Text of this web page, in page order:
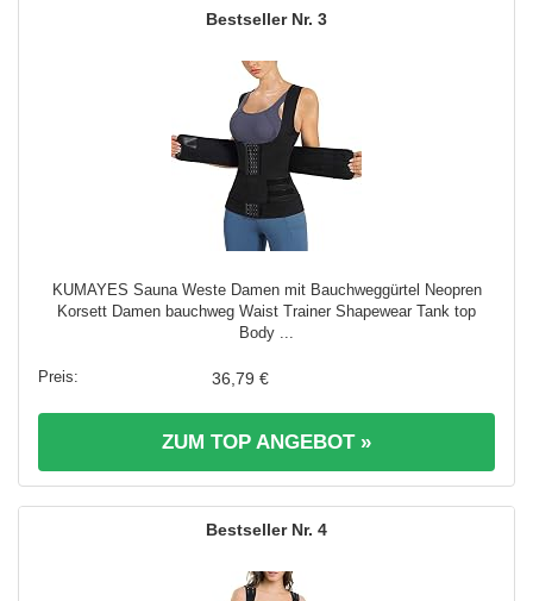
3
KUMAYES Sauna Weste Damen mit Bauchweggürtel Neopren
Korsett Damen bauchweg Waist Trainer Shapewear Tank top
Body ...
36,79 €
ZUM TOP ANGEBOT »
4